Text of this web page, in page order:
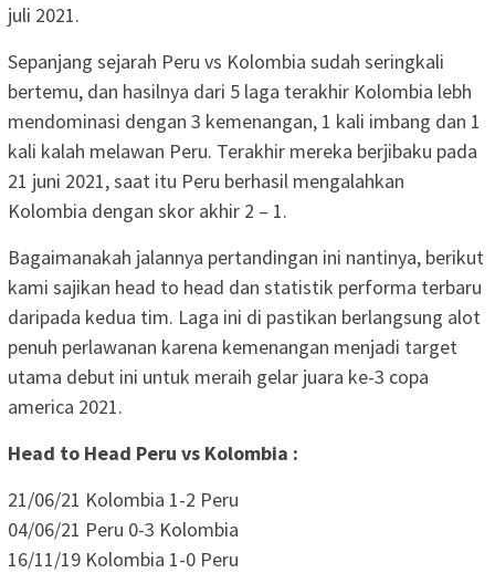
juli 2021.
Sepanjang sejarah Peru vs Kolombia sudah seringkali
bertemu, dan hasilnya dari 5 laga terakhir Kolombia lebh
mendominasi dengan 3 kemenangan, 1 kali imbang dan 1
kali kalah melawan Peru. Terakhir mereka berjibaku pada
21 juni 2021, saat itu Peru berhasil mengalahkan
Kolombia dengan skor akhir 2 – 1.
Bagaimanakah jalannya pertandingan ini nantinya, berikut
kami sajikan head to head dan statistik performa terbaru
daripada kedua tim. Laga ini di pastikan berlangsung alot
penuh perlawanan karena kemenangan menjadi target
utama debut ini untuk meraih gelar juara ke-3 copa
america 2021.
Head to Head Peru vs Kolombia :
21/06/21 Kolombia 1-2 Peru
04/06/21 Peru 0-3 Kolombia
16/11/19 Kolombia 1-0 Peru